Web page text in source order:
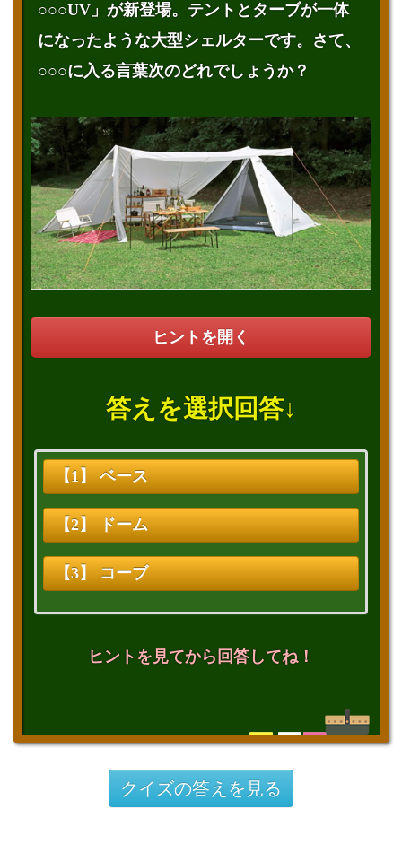
○○○UV」が新登場。テントとターブが一体
になったような大型シェルターです。さて、
○○○に入る言葉次のどれでしょうか？
ヒントを開く
答えを選択回答↓
【1】 ベース
【2】 ドーム
【3】 コーブ
ヒントを見てから回答してね！
クイズの答えを見る